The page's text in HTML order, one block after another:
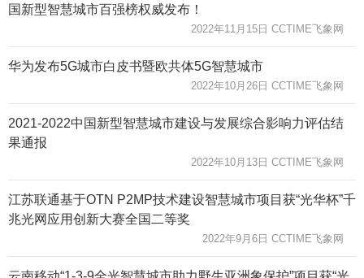
国新型智慧城市百强榜权威发布！
2022年11月15日 CCTIME飞象网
华为发布5G城市白皮书暨欧共体5G智慧城市
2022年10月26日 CCTIME飞象网
2021-2022中国新型智慧城市建设与发展综合影响力评估结
果通报
2022年10月13日 CCTIME飞象网
江苏联通基于OTN P2MP技术建设智慧城市项目获“光华杯”千
兆光网应用创新大赛全国二等奖
2022年9月6日 CCTIME飞象网